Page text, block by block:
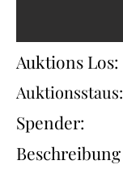
Auktions Los:
Auktionsstaus:
Spender:
Beschreibung